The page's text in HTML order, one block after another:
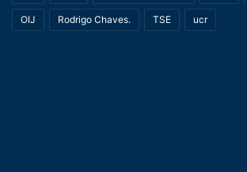
OIJ Rodrigo Chaves. TSE ucr